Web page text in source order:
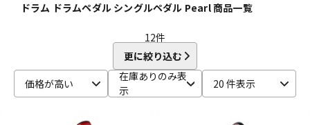
ドラム ドラムペダル シングルペダル Pearl 商品一覧
12件
更に絞り込む
価格が高い
在庫ありのみ表
示
20 件表示